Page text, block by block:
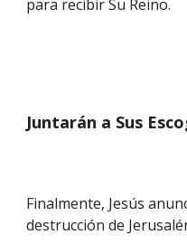
para recibir Su Reino.
Juntarán a Sus
Finalmente, Jesús
destrucción de